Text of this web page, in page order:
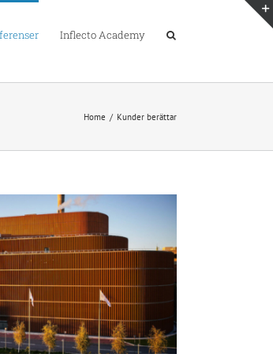
Inflecto Academy
Home / Kunder berättar